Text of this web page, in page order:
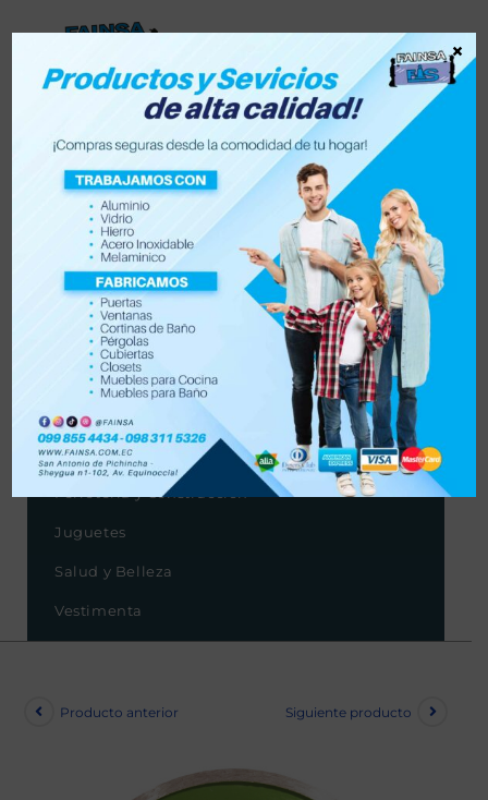
Lista de deseos
0
Tienda
Accesorios para vehículo y moto
Accesorios de hogar
Electrónica
Ferretería y Construcción
Juguetes
Salud y Belleza
Vestimenta
Producto anterior Siguiente producto
×